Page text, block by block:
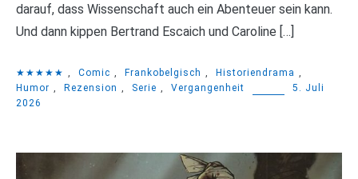
darauf, dass Wissenschaft auch ein Abenteuer sein kann.
Und dann kippen Bertrand Escaich und Caroline […]
★★★★★ Comic Frankobelgisch Historiendrama
Humor
Rezension Serie Vergangenheit
5. Juli
2026